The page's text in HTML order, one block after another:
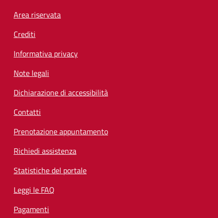
Footer menu
Area riservata
Crediti
Informativa privacy
Note legali
Dichiarazione di accessibilità
Contatti
Prenotazione appuntamento
Richiedi assistenza
Statistiche del portale
Leggi le FAQ
Pagamenti